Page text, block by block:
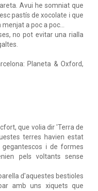
Avui he somniat que
pastís de xocolate i que
a poc a poc...
no pot evitar una rialla
Planeta & Oxford,
que volia dir 'Terra de
terres havien estat
i de formes
pels voltants sense
d'aquestes bestioles
amb uns xiquets que